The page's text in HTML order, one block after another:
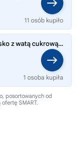
11 osób kupiło
LEGO FRIENDS 42643 Stoisko z watą cukrową i skuter, zestaw klocków +6 lat
1 osoba kupiła
posortowanych od
SMART.